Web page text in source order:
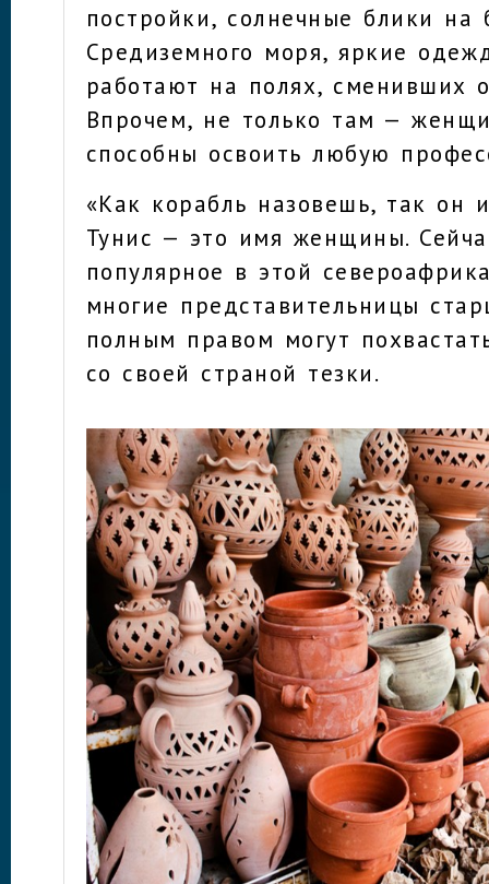
постройки, солнечные блики на
Средиземного моря, яркие
работают на полях, сменивших
Впрочем, не только там —
способны освоить любую
«Как корабль назовешь, так он
Тунис — это имя женщины.
популярное в этой
многие представительницы
полным правом могут
со своей страной тезки.